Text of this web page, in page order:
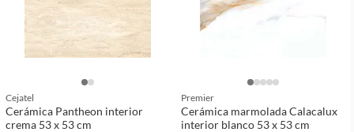
Cejatel
Cerámica Pantheon interior
crema 53 x 53 cm
Premier
Cerámica marmolada Calacalux
interior blanco 53 x 53 cm